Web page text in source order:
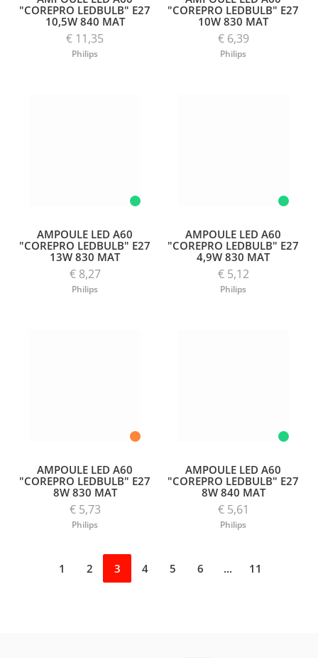
"COREPRO LEDBULB" E27
10,5W 840 MAT
€ 11,35
Philips
"COREPRO LEDBULB" E27
10W 830 MAT
€ 6,39
Philips
AMPOULE LED A60
"COREPRO LEDBULB" E27
13W 830 MAT
€ 8,27
Philips
AMPOULE LED A60
"COREPRO LEDBULB" E27
4,9W 830 MAT
€ 5,12
Philips
AMPOULE LED A60
"COREPRO LEDBULB" E27
8W 830 MAT
€ 5,73
Philips
AMPOULE LED A60
"COREPRO LEDBULB" E27
8W 840 MAT
€ 5,61
Philips
1 2 3 4 5 6 ... 11